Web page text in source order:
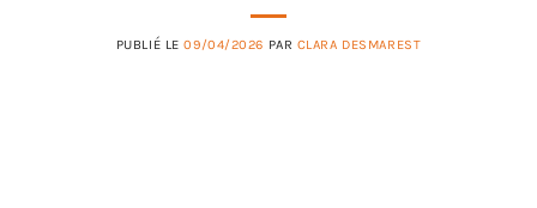
PUBLIÉ LE09/04/2026 PAR CLARA DESMAREST